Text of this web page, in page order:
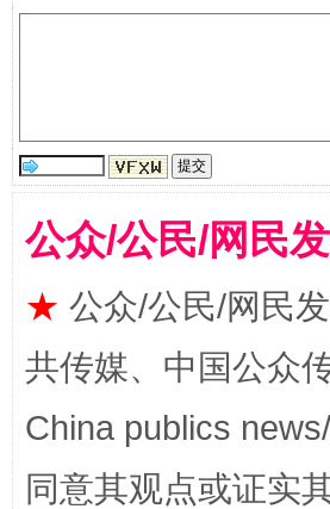
全民健身五年计划来了！等你上场
公众/公民/网民
★ 公众/公民/网民
共传媒、中国公众
China publics
同意其观点或证实